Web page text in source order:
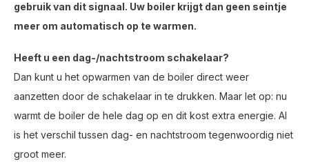
gebruik van dit signaal. Uw boiler krijgt dan geen seintje
meer om automatisch op te warmen.
Heeft u een dag-/nachtstroom schakelaar?
Dan kunt u het opwarmen van de boiler direct weer
aanzetten door de schakelaar in te drukken. Maar let op: nu
warmt de boiler de hele dag op en dit kost extra energie. Al
is het verschil tussen dag- en nachtstroom tegenwoordig niet
groot meer.